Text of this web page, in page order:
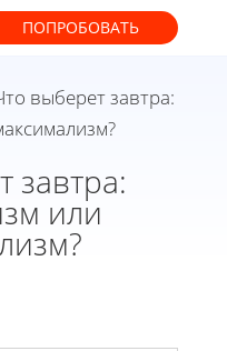
ПОПРОБОВАТЬ
выберет завтра:
завтра:
или